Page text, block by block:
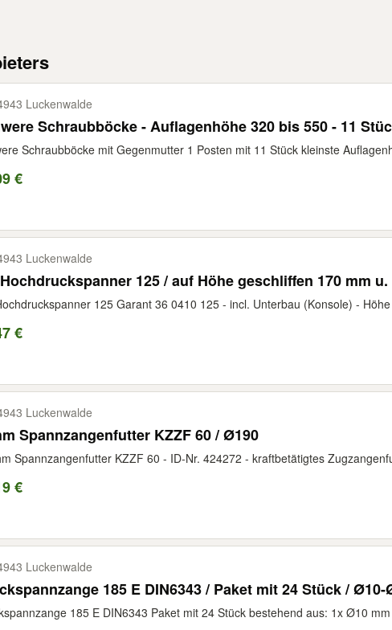
Luckenwalde
Schraubböcke - Auflagenhöhe 320 bis 550 - 11
Schraubböcke mit Gegenmutter 1 Posten mit 11 Stück kleinste
€
Luckenwalde
125 / auf Höhe geschliffen 170 mm u.
125 Garant 36 0410 125 - incl. Unterbau (Konsole) -
€
Luckenwalde
Spannzangenfutter KZZF 60 / Ø190
Spannzangenfutter KZZF 60 - ID-Nr. 424272 - kraftbetätigtes
€
Luckenwalde
185 E DIN6343 / Paket mit 24 Stück / Ø10-
185 E DIN6343 Paket mit 24 Stück bestehend aus: 1x Ø10